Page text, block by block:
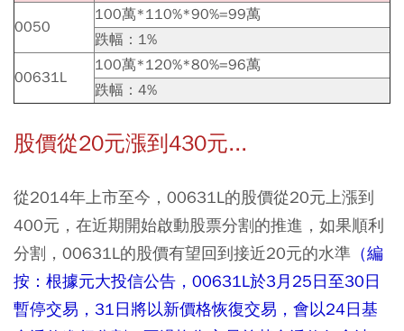
0050
100萬*110%*90%=99萬
跌幅：1%
00631L
100萬*120%*80%=96萬
跌幅：4%
股價從20元漲到430元...
從2014年上市至今，00631L的股價從20元上漲到
400元，在近期開始啟動股票分割的推進，如果順利
分割，00631L的股價有望回到接近20元的水準 （編
按：根據元大投信公告，00631L於3月25日至30日
暫停交易，31日將以新價格恢復交易，會以24日基